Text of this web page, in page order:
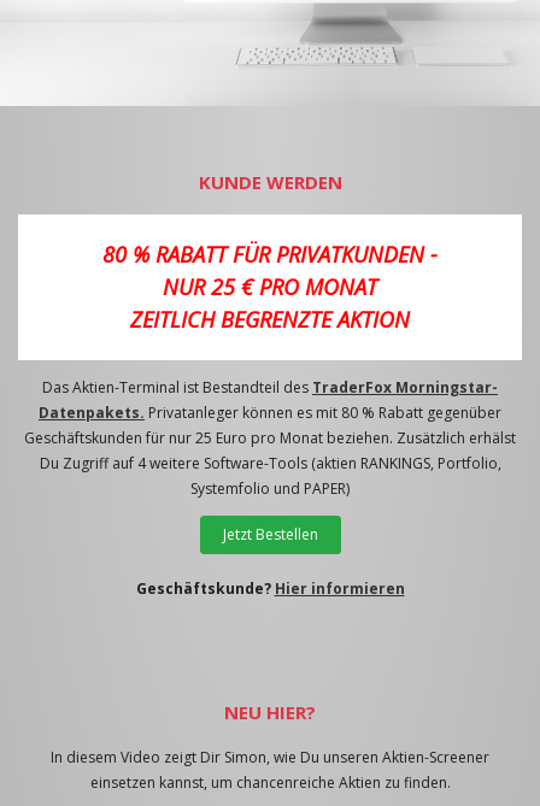
KUNDE WERDEN
80 % RABATT FÜR PRIVATKUNDEN -
NUR 25 € PRO MONAT
ZEITLICH BEGRENZTE AKTION
Das Aktien-Terminal ist Bestandteil des TraderFox Morningstar-
Datenpakets. Privatanleger können es mit 80 % Rabatt gegenüber
Geschäftskunden für nur 25 Euro pro Monat beziehen. Zusätzlich erhälst
Du Zugriff auf 4 weitere Software-Tools (aktien RANKINGS, Portfolio,
Systemfolio und PAPER)
Jetzt Bestellen
Geschäftskunde? Hier informieren
NEU HIER?
In diesem Video zeigt Dir Simon, wie Du unseren Aktien-Screener
einsetzen kannst, um chancenreiche Aktien zu finden.